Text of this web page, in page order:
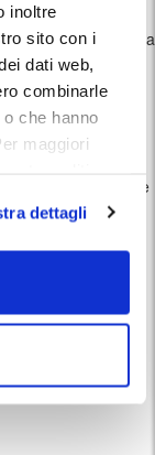
inoltre
sito con i
dati web,
combinarle
che hanno
maggiori
dettagli
ricerca di un
al binario è alto. La
Lambratein
non è solo una
. Ecco i vantaggi
esattamente
e garantito.
sono sicure e
settimana con
accedi a
per i tuoi prossimi